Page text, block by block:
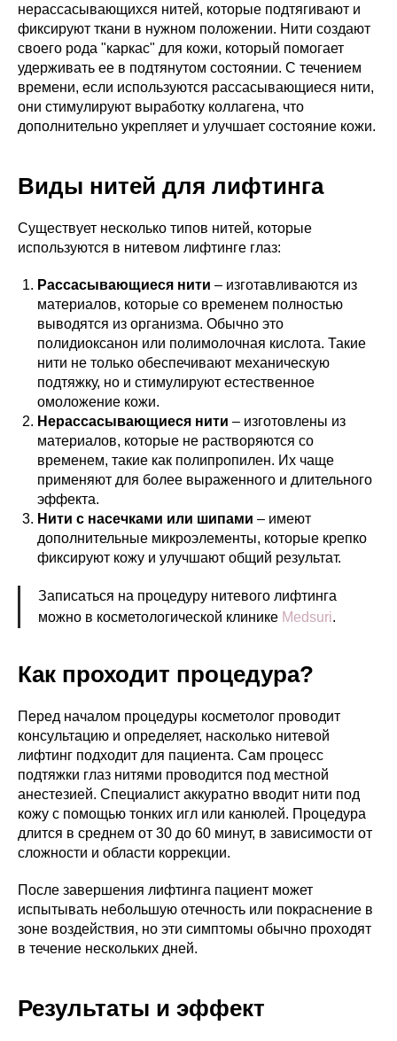
нерассасывающихся нитей, которые подтягивают и
фиксируют ткани в нужном положении. Нити создают
своего рода "каркас" для кожи, который помогает
удерживать ее в подтянутом состоянии. С течением
времени, если используются рассасывающиеся нити,
они стимулируют выработку коллагена, что
дополнительно укрепляет и улучшает состояние кожи.
Виды нитей для лифтинга
Существует несколько типов нитей, которые
используются в нитевом лифтинге глаз:
Рассасывающиеся нити – изготавливаются из
материалов, которые со временем полностью
выводятся из организма. Обычно это
полидиоксанон или полимолочная кислота. Такие
нити не только обеспечивают механическую
подтяжку, но и стимулируют естественное
омоложение кожи.
Нерассасывающиеся нити – изготовлены из
материалов, которые не растворяются со
временем, такие как полипропилен. Их чаще
применяют для более выраженного и длительного
эффекта.
Нити с насечками или шипами – имеют
дополнительные микроэлементы, которые крепко
фиксируют кожу и улучшают общий результат.
Записаться на процедуру нитевого лифтинга
можно в косметологической клинике Medsuri.
Как проходит процедура?
Перед началом процедуры косметолог проводит
консультацию и определяет, насколько нитевой
лифтинг подходит для пациента. Сам процесс
подтяжки глаз нитями проводится под местной
анестезией. Специалист аккуратно вводит нити под
кожу с помощью тонких игл или канюлей. Процедура
длится в среднем от 30 до 60 минут, в зависимости от
сложности и области коррекции.
После завершения лифтинга пациент может
испытывать небольшую отечность или покраснение в
зоне воздействия, но эти симптомы обычно проходят
в течение нескольких дней.
Результаты и эффект